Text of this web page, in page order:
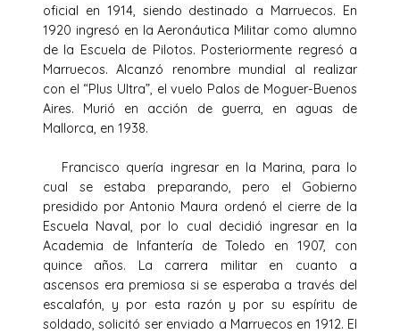
oficial en 1914, siendo destinado a Marruecos. En
1920 ingresó en la Aeronáutica Militar como alumno
de la Escuela de Pilotos. Posteriormente regresó a
Marruecos. Alcanzó renombre mundial al realizar
con el “Plus Ultra”, el vuelo Palos de Moguer-Buenos
Aires. Murió en acción de guerra, en aguas de
Mallorca, en 1938.
Francisco quería ingresar en la Marina, para lo
cual se estaba preparando, pero el Gobierno
presidido por Antonio Maura ordenó el cierre de la
Escuela Naval, por lo cual decidió ingresar en la
Academia de Infantería de Toledo en 1907, con
quince años. La carrera militar en cuanto a
ascensos era premiosa si se esperaba a través del
escalafón, y por esta razón y por su espíritu de
soldado, solicitó ser enviado a Marruecos en 1912. El